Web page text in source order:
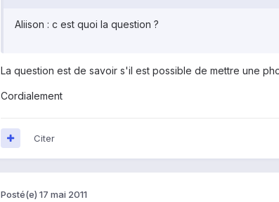
Aliison : c est quoi la question ?
La question est de savoir s'il est possible de mettre une
Cordialement
Citer
Posté(e) 17 mai 2011